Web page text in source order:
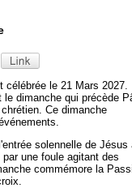
célébrée le 21 Mars 2027.
dimanche qui précède
Ce dimanche
solennelle de Jésus
une foule agitant des
commémore la